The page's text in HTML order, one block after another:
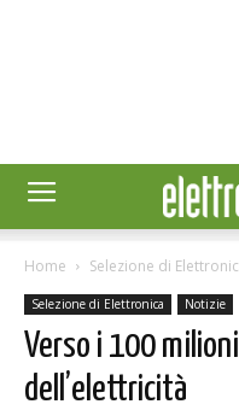
Home Selezione di
Selezione di Elettronica Notizie
Verso i 100
dell’elettricità